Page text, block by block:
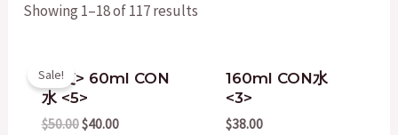
Showing 1–18 of 117 results
Sale!
<2支> 60ml CON
水 <5>
$50.00
price
was:
$50.00.
$40.00
price
160ml CON水
<3>
$38.00